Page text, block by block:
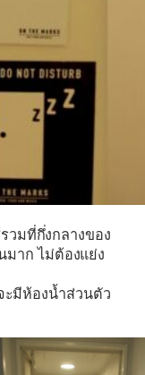
วมที่กึ่งกลางของ
าก ไม่ต้องแย่ง
ะมีห้องน้ำส่วนตัว